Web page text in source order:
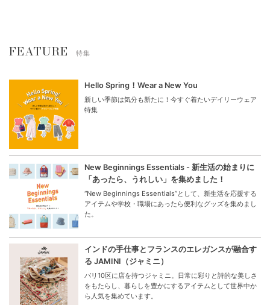
FEATURE 特集
Hello Spring！Wear a New You
新しい季節は気分も新たに！今すぐ着たいデイリーウェア
特集
New Beginnings Essentials - 新生活の始まりに
「あったら、うれしい」を集めました！
“New Beginnings Essentials”として、新生活を応援する
アイテムや学校・職場にあったら便利なグッズを集めまし
た。
インドの手仕事とフランスのエレガンスが融合す
る JAMINI（ジャミニ）
パリ10区に店を持つジャミニ。日常に彩りと詩的な美しさ
をもたらし、暮らしを豊かにするアイテムとして世界中か
ら人気を集めています。